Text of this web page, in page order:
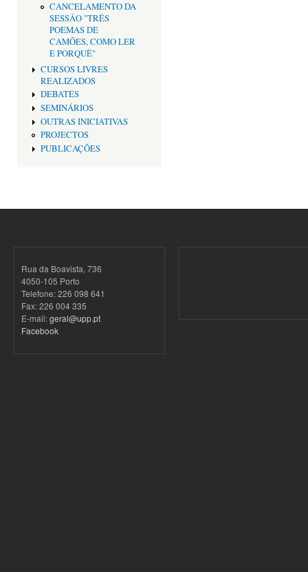
CANCELAMENTO DA
SESSÂO "TRÊS
POEMAS DE
CAMÕES, COMO LER
E PORQUÊ"
CURSOS LIVRES
REALIZADOS
DEBATES
SEMINÁRIOS
OUTRAS INICIATIVAS
PROJECTOS
PUBLICAÇÕES
Rua da Boavista, 736
4050-105 Porto
Telefone: 226 098 641
Fax: 226 004 335
E-mail:geral@upp.pt
Facebook